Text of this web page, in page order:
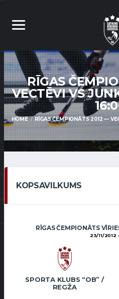
RĪGAS
VECTĒVI VS
HOME RĪGAS ČEMPIONĀTS 2012 —
KOPSAVILKUMS
RĪGAS ČEMPIONĀTS
23/11/2012
SPORTA KLUBS “OB” /
REGŽA